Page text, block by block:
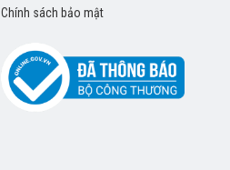
Chính sách bảo mật